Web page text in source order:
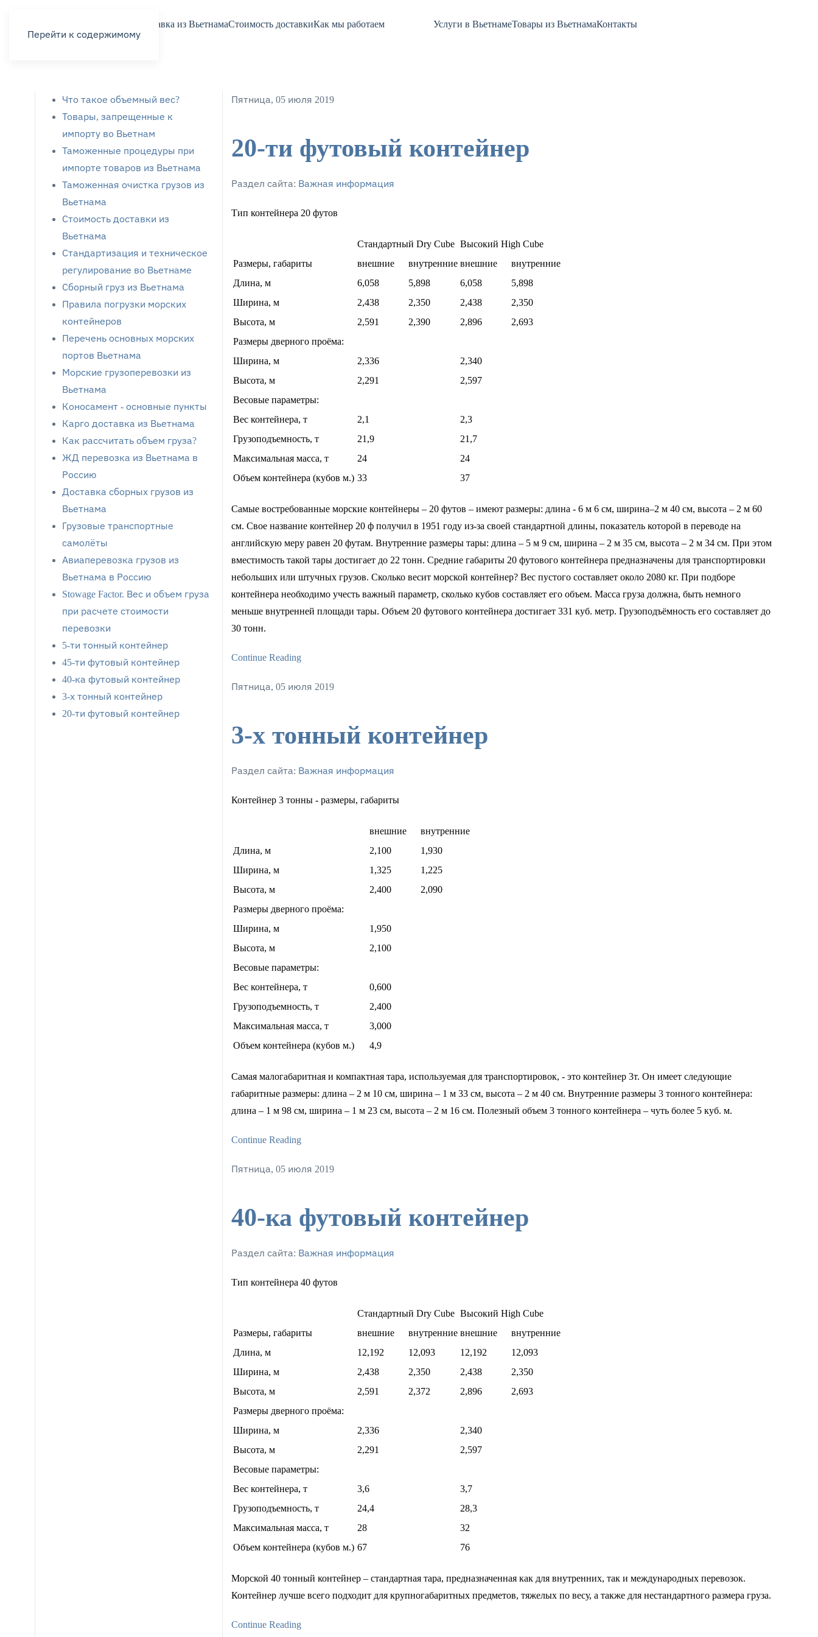
Перейти к содержимому
Доставка из ВьетнамаСтоимость доставкиКак мы работаем Услуги в ВьетнамеТовары из ВьетнамаКонтакты
Пятница, 05 июля 2019
20-ти футовый контейнер
Раздел сайта: Важная информация
Тип контейнера 20 футов
Стандартный Dry Cube Высокий High Cube
Размеры, габариты
внешние внутренние внешние
внутренние
Длина, м
6,058 5,898 6,058
5,898
Ширина, м
2,438 2,350 2,438
2,350
Высота, м
2,591 2,390 2,896
2,693
Размеры дверного проёма:
Ширина, м
2,336
2,340
Высота, м
2,291
2,597
Весовые параметры:
Вес контейнера, т
2,1
2,3
Грузоподъемность, т
21,9
21,7
Максимальная масса, т
24
24
Объем контейнера (кубов м.) 33 37
Самые востребованные морские контейнеры – 20 футов – имеют размеры: длина - 6 м 6 см, ширина–2 м 40 см, высота – 2 м 60
см. Свое название контейнер 20 ф получил в 1951 году из-за своей стандартной длины, показатель которой в переводе на
английскую меру равен 20 футам. Внутренние размеры тары: длина – 5 м 9 см, ширина – 2 м 35 см, высота – 2 м 34 см. При этом
вместимость такой тары достигает до 22 тонн. Средние габариты 20 футового контейнера предназначены для транспортировки
небольших или штучных грузов. Сколько весит морской контейнер? Вес пустого составляет около 2080 кг. При подборе
контейнера необходимо учесть важный параметр, сколько кубов составляет его объем. Масса груза должна, быть немного
меньше внутренней площади тары. Объем 20 футового контейнера достигает 331 куб. метр. Грузоподъёмность его составляет до
30 тонн.
Continue Reading
Пятница, 05 июля 2019
3-х тонный контейнер
Раздел сайта: Важная информация
Контейнер 3 тонны - размеры, габариты
внешние
внутренние
Длина, м
2,100
1,930
Ширина, м
1,325
1,225
Высота, м
2,400
2,090
Размеры дверного проёма:
Ширина, м
1,950
Высота, м
2,100
Весовые параметры:
Вес контейнера, т
0,600
Грузоподъемность, т
2,400
Максимальная масса, т
3,000
Объем контейнера (кубов м.)
4,9
Самая малогабаритная и компактная тара, используемая для транспортировок, - это контейнер 3т. Он имеет следующие
габаритные размеры: длина – 2 м 10 см, ширина – 1 м 33 см, высота – 2 м 40 см. Внутренние размеры 3 тонного контейнера:
длина – 1 м 98 см, ширина – 1 м 23 см, высота – 2 м 16 см. Полезный объем 3 тонного контейнера – чуть более 5 куб. м.
Continue Reading
Пятница, 05 июля 2019
40-ка футовый контейнер
Раздел сайта: Важная информация
Тип контейнера 40 футов
Стандартный Dry Cube Высокий High Cube
Размеры, габариты
внешние внутренние внешние
внутренние
Длина, м
12,192 12,093 12,192
12,093
Ширина, м
2,438 2,350 2,438
2,350
Высота, м
2,591 2,372 2,896
2,693
Размеры дверного проёма:
Ширина, м
2,336
2,340
Высота, м
2,291
2,597
Весовые параметры:
Вес контейнера, т
3,6
3,7
Грузоподъемность, т
24,4
28,3
Максимальная масса, т
28
32
Объем контейнера (кубов м.) 67 76
Морской 40 тонный контейнер – стандартная тара, предназначенная как для внутренних, так и международных перевозок.
Контейнер лучше всего подходит для крупногабаритных предметов, тяжелых по весу, а также для нестандартного размера груза.
Continue Reading
Что такое объемный вес?
Товары, запрещенные к
импорту во Вьетнам
Таможенные процедуры при
импорте товаров из Вьетнама
Таможенная очистка грузов из
Вьетнама
Стоимость доставки из
Вьетнама
Стандартизация и техническое
регулирование во Вьетнаме
Сборный груз из Вьетнама
Правила погрузки морских
контейнеров
Перечень основных морских
портов Вьетнама
Морские грузоперевозки из
Вьетнама
Коносамент - основные пункты
Карго доставка из Вьетнама
Как рассчитать объем груза?
ЖД перевозка из Вьетнама в
Россию
Доставка сборных грузов из
Вьетнама
Грузовые транспортные
самолёты
Авиаперевозка грузов из
Вьетнама в Россию
Stowage Factor. Вес и объем груза
при расчете стоимости
перевозки
5-ти тонный контейнер
45-ти футовый контейнер
40-ка футовый контейнер
3-х тонный контейнер
20-ти футовый контейнер